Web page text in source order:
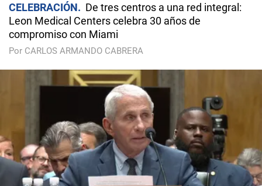
CELEBRACIÓN
De tres centros a una red integral:
Leon Medical Centers celebra 30 años de
compromiso con Miami
Por CARLOS ARMANDO CABRERA